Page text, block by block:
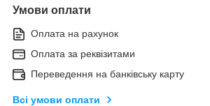
Умови оплати
Оплата на рахунок
Оплата за реквізитами
Переведення на банківську карту
Всі умови оплати